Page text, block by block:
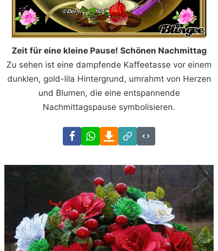
Zeit für eine kleine Pause! Schönen Nachmittag
Zu sehen ist eine dampfende Kaffeetasse vor einem
dunklen, gold-lila Hintergrund, umrahmt von Herzen
und Blumen, die eine entspannende
Nachmittagspause symbolisieren.
FacebookWhatsAppDownload
Link
Code